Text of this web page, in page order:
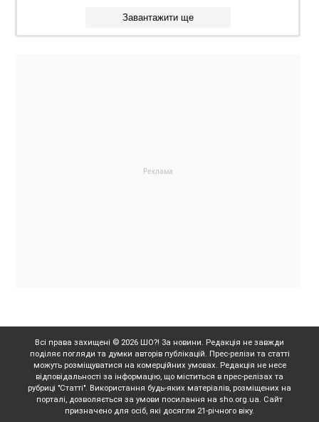
Завантажити ще
Всі права захищені © 2026 ШО?! За новини. Редакція не завжди
поділяє погляди та думки авторів публікацій. Прес-релізи та статті
можуть розміщуватися на комерційних умовах. Редакція не несе
відповідальності за інформацію, що міститься в прес-релізах та
рубриці "Статті". Використання будь-яких матеріалів, розміщених на
порталі, дозволяється за умови посилання на sho.org.ua. Сайт
призначено для осіб, які досягли 21-річного віку.